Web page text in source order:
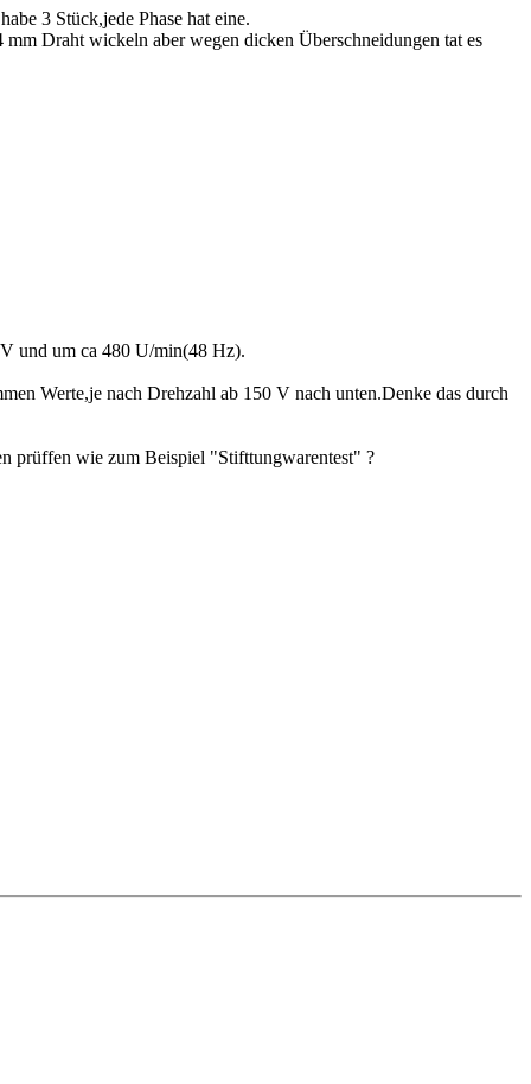
3 Stück,jede Phase hat eine.
Draht wickeln aber wegen dicken Überschneidungen tat es
und um ca 480 U/min(48 Hz).
Werte,je nach Drehzahl ab 150 V nach unten.Denke das durch
prüffen wie zum Beispiel "Stifttungwarentest" ?